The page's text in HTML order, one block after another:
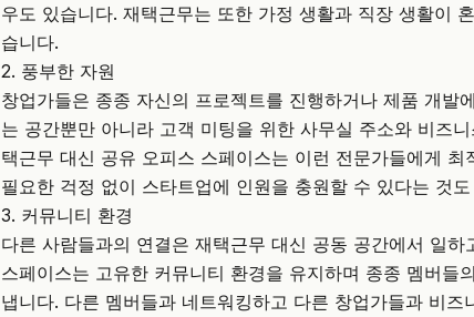
우도 있습니다. 재택근무는 또한 가정 생활과 직장 생활이
습니다.
2. 풍부한 자원
창업가들은 종종 자신의 프로젝트를 진행하거나 제품 개발
는 공간뿐만 아니라 고객 미팅을 위한 사무실 주소와 비즈
택근무 대신 공유 오피스 스페이스는 이런 전문가들에게
필요한 걱정 없이 스타트업에 인원을 충원할 수 있다는 것
3. 커뮤니티 환경
다른 사람들과의 연결은 재택근무 대신 공동 공간에서 일하
스페이스는 고유한 커뮤니티 환경을 유지하며 종종 멤버들
냅니다. 다른 멤버들과 네트워킹하고 다른 창업가들과 비